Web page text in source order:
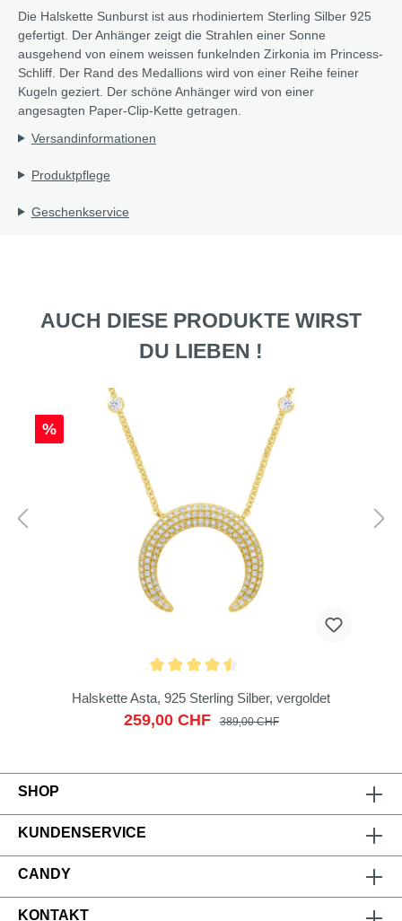
Die Halskette Sunburst ist aus rhodiniertem Sterling Silber 925
gefertigt. Der Anhänger zeigt die Strahlen einer Sonne
ausgehend von einem weissen funkelnden Zirkonia im Princess-
Schliff. Der Rand des Medallions wird von einer Reihe feiner
Kugeln geziert. Der schöne Anhänger wird von einer
angesagten Paper-Clip-Kette getragen.
Versandinformationen
Produktpflege
Geschenkservice
AUCH DIESE PRODUKTE WIRST
DU LIEBEN !
%
Halskette Asta, 925 Sterling Silber, vergoldet
259,00 CHF 389,00 CHF
KONTAKT
SHOP
KUNDENSERVICE
CANDY